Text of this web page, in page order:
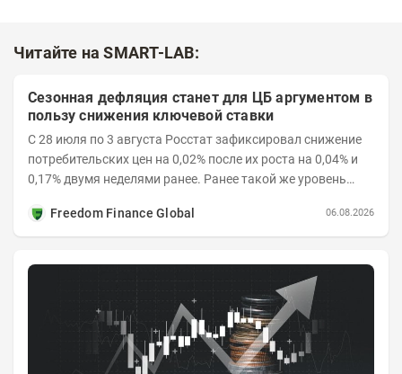
Читайте на SMART-LAB:
Сезонная дефляция станет для ЦБ аргументом в
пользу снижения ключевой ставки
С 28 июля по 3 августа Росстат зафиксировал снижение
потребительских цен на 0,02% после их роста на 0,04% и
0,17% двумя неделями ранее. Ранее такой же уровень
Freedom Finance Global
06.08.2026